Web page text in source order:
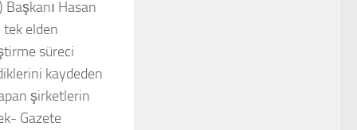
Başkanı Hasan
tek elden
süreci
kaydeden
şirketlerin
Gazete